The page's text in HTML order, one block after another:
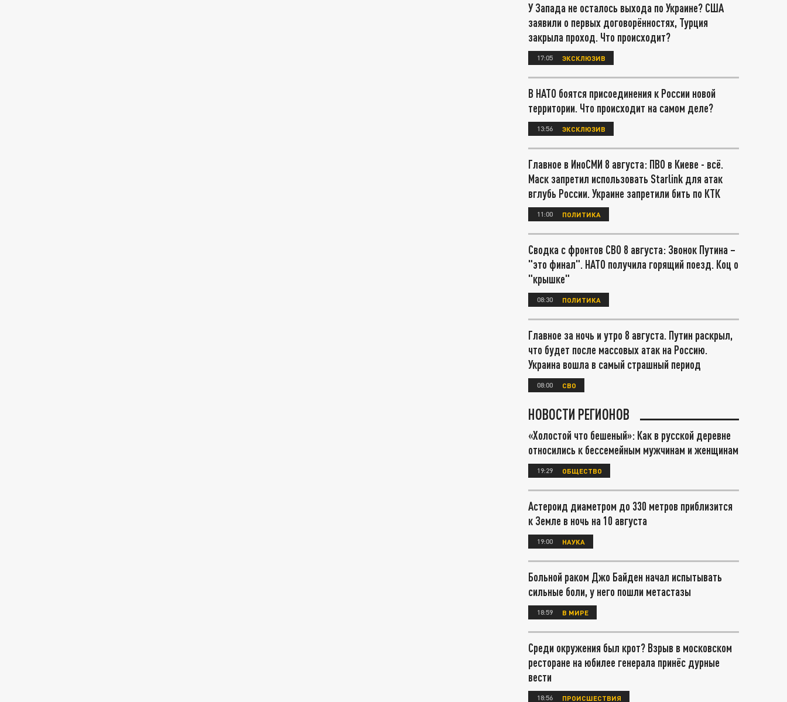
У Запада не осталось выхода по Украине? США
заявили о первых договорённостях, Турция
закрыла проход. Что происходит?
17:05 ЭКСКЛЮЗИВ
В НАТО боятся присоединения к России новой
территории. Что происходит на самом деле?
13:56 ЭКСКЛЮЗИВ
Главное в ИноСМИ 8 августа: ПВО в Киеве - всё.
Маск запретил использовать Starlink для атак
вглубь России. Украине запретили бить по КТК
11:00 ПОЛИТИКА
Сводка с фронтов СВО 8 августа: Звонок Путина –
"это финал". НАТО получила горящий поезд. Коц о
"крышке"
08:30 ПОЛИТИКА
Главное за ночь и утро 8 августа. Путин раскрыл,
что будет после массовых атак на Россию.
Украина вошла в самый страшный период
08:00 СВО
НОВОСТИ РЕГИОНОВ
«Холостой что бешеный»: Как в русской деревне
относились к бессемейным мужчинам и женщинам
19:29 ОБЩЕСТВО
Астероид диаметром до 330 метров приблизится
к Земле в ночь на 10 августа
19:00 НАУКА
Больной раком Джо Байден начал испытывать
сильные боли, у него пошли метастазы
18:59 В МИРЕ
Среди окружения был крот? Взрыв в московском
ресторане на юбилее генерала принёс дурные
вести
18:56 ПРОИСШЕСТВИЯ